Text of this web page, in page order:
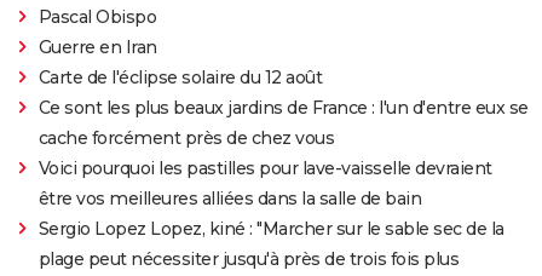
Pascal Obispo
Guerre en Iran
Carte de l'éclipse solaire du 12 août
Ce sont les plus beaux jardins de France : l'un d'entre eux se
cache forcément près de chez vous
Voici pourquoi les pastilles pour lave-vaisselle devraient
être vos meilleures alliées dans la salle de bain
Sergio Lopez Lopez, kiné : "Marcher sur le sable sec de la
plage peut nécessiter jusqu'à près de trois fois plus